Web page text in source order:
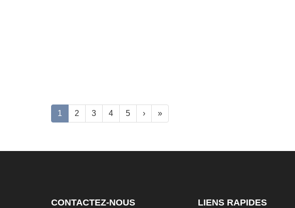
1 2 3 4 5 › »
CONTACTEZ-NOUS LIENS RAPIDES